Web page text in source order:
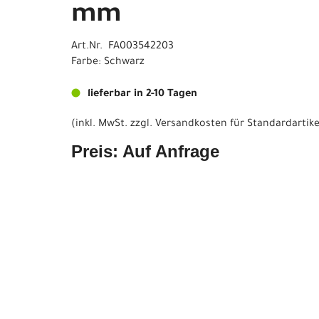
mm
Art.Nr. FA003542203
Farbe: Schwarz
lieferbar in 2-10 Tagen
(inkl. MwSt. zzgl. Versandkosten für
Preis: Auf Anfrage